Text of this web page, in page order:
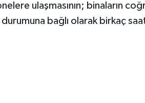
ulaşmasının; binaların
bağlı olarak birkaç